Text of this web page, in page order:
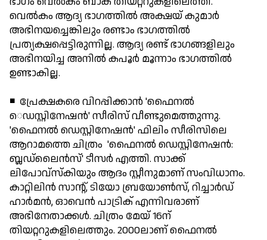
വെല്‍കം ആദ്യ ഭാഗത്തില്‍ അക്ഷയ് കുമാര്‍
അഭിനയച്ചെങ്കിലും രണ്ടാം ഭാഗത്തില്‍
പ്രത്യക്ഷപ്പെട്ടിരുന്നില്ല. ആദ്യ രണ്ട് ഭാഗങ്ങളിലും
അഭിനയിച്ച അനില്‍ കപൂര്‍ മൂന്നാം ഭാഗത്തില്‍
ഉണ്ടാകില്ല.
◾ പ്രേക്ഷകരെ വിറപ്പിക്കാന്‍ 'ഫൈനല്‍
െഡസ്റ്റിനേഷന്‍' സീരിസ് വീണ്ടുമെത്തുന്നു.
'ഫൈനല്‍ ഡെസ്റ്റിനേഷന്‍' ഫിലിം സീരിസിലെ
ആറാമത്തെ ചിത്രം 'ഫൈനല്‍ ഡെസ്റ്റിനേഷന്‍:
ബ്ലഡ്‌ലൈന്‍സ്' ടീസര്‍ എത്തി. സാക്ക്
ലിപോവ്സ്‌കിയും ആദം സ്റ്റീനുമാണ് സംവിധാനം.
കാറ്റിലിന്‍ സാന്റ്, ടിയോ ബ്രയോണ്‍സ്, റിച്ചാര്‍ഡ്
ഹാര്‍മന്‍, ഓവെന്‍ പാട്രിക് എന്നിവരാണ്
അഭിനേതാക്കള്‍. ചിത്രം മേയ് 16ന്
തിയറ്ററുകളിലെത്തും. 2000ലാണ് ഫൈനല്‍